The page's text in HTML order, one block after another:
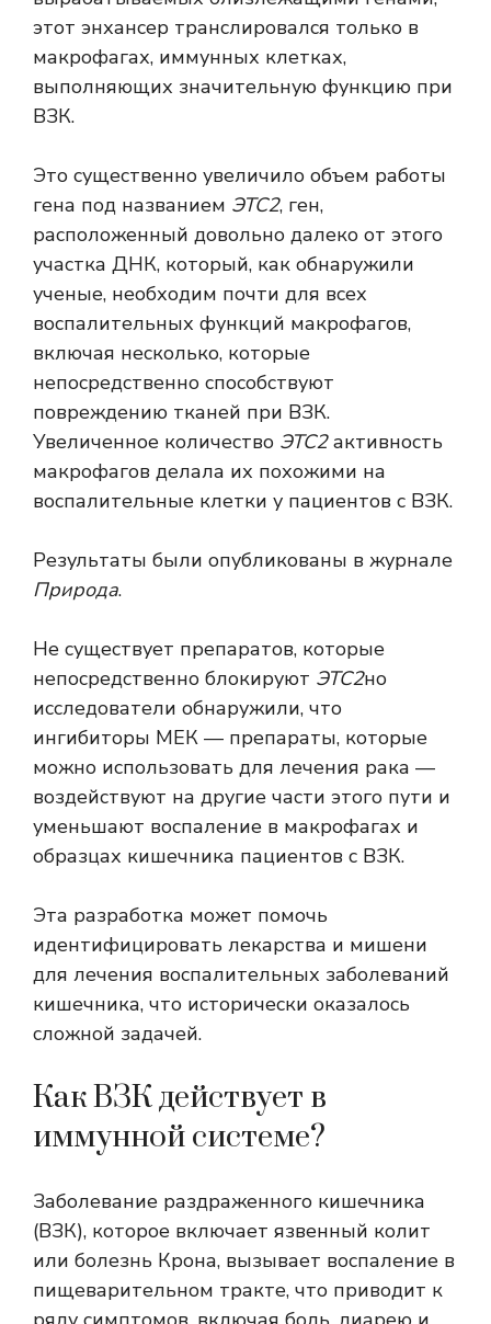
этот энхансер транслировался только в
макрофагах, иммунных клетках,
выполняющих значительную функцию при
ВЗК.
Это существенно увеличило объем работы
гена под названием ЭТС2, ген,
расположенный довольно далеко от этого
участка ДНК, который, как обнаружили
ученые, необходим почти для всех
воспалительных функций макрофагов,
включая несколько, которые
непосредственно способствуют
повреждению тканей при ВЗК.
Увеличенное количество ЭТС2активность
макрофагов делала их похожими на
воспалительные клетки у пациентов с ВЗК.
Результаты были опубликованы в журнале
Природа.
Не существует препаратов, которые
непосредственно блокируют ЭТС2но
исследователи обнаружили, что
ингибиторы МЕК — препараты, которые
можно использовать для лечения рака —
воздействуют на другие части этого пути и
уменьшают воспаление в макрофагах и
образцах кишечника пациентов с ВЗК.
Эта разработка может помочь
идентифицировать лекарства и мишени
для лечения воспалительных заболеваний
кишечника, что исторически оказалось
сложной задачей.
Как ВЗК действует в
иммунной системе?
Заболевание раздраженного кишечника
(ВЗК), которое включает язвенный колит
или болезнь Крона, вызывает воспаление в
пищеварительном тракте, что приводит к